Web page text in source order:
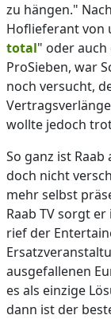
zu hängen."
Hoflieferant von
total" oder
ProSieben, war
noch versucht,
wollte jedoch
So ganz ist
doch nicht
mehr selbst
Raab TV sorgt
rief der
ausgefallenen
es als einzige
dann ist der